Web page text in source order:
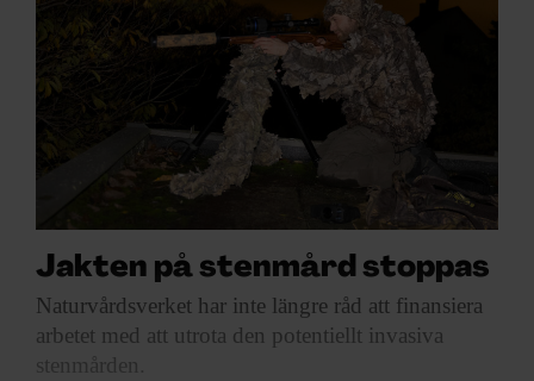
Jakten på stenmård stoppas
Naturvårdsverket har inte längre råd att finansiera
arbetet med att utrota den potentiellt invasiva
stenmården.